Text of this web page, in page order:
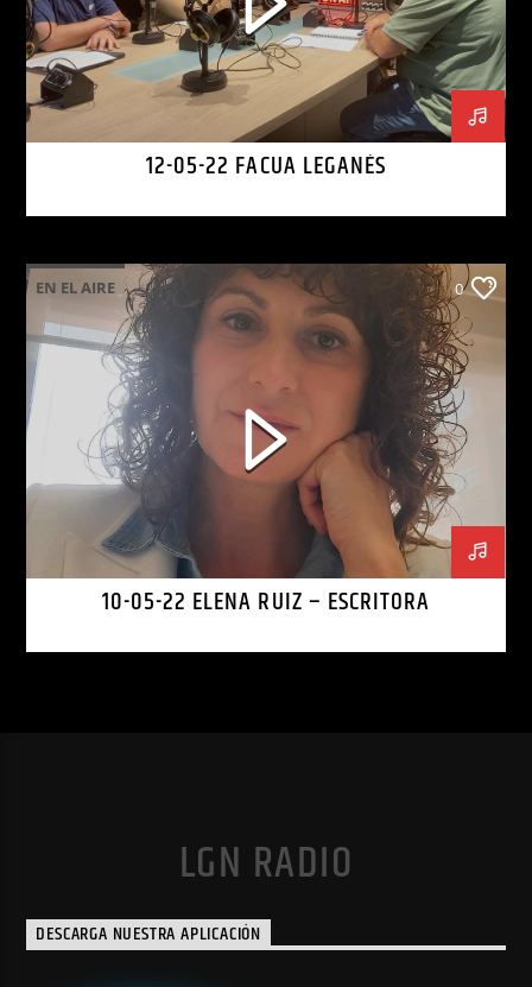
12-05-22 FACUA LEGANÉS
EN EL AIRE 0
10-05-22 ELENA RUIZ – ESCRITORA
LGN RADIO
DESCARGA NUESTRA APLICACIÓN